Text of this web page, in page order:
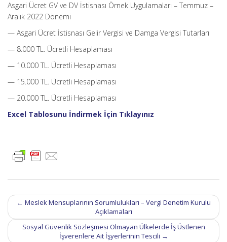
Asgari Ücret GV ve DV İstisnası Örnek Uygulamaları – Temmuz –
Aralık 2022 Dönemi
— Asgari Ücret İstisnası Gelir Vergisi ve Damga Vergisi Tutarları
— 8.000 TL. Ücretli Hesaplaması
— 10.000 TL. Ücretli Hesaplaması
— 15.000 TL. Ücretli Hesaplaması
— 20.000 TL. Ücretli Hesaplaması
Excel Tablosunu İndirmek İçin Tıklayınız
Post
navigation
← Meslek Mensuplarının Sorumlulukları – Vergi Denetim Kurulu
Açıklamaları
Sosyal Güvenlik Sözleşmesi Olmayan Ülkelerde İş Üstlenen
İşverenlere Ait İşyerlerinin Tescili →